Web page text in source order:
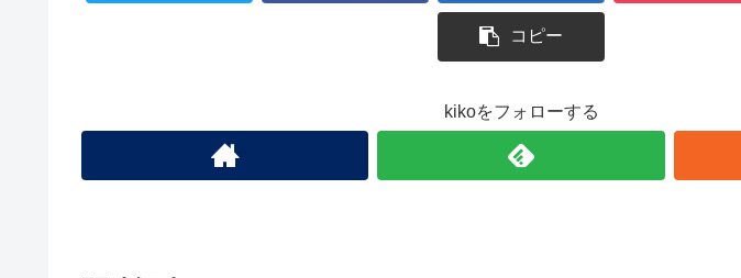
コピー
kikoをフォローする